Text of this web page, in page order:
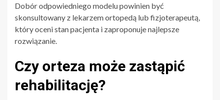
Dobór odpowiedniego modelu powinien być
skonsultowany z lekarzem ortopedą lub fizjoterapeutą,
który oceni stan pacjenta i zaproponuje najlepsze
rozwiązanie.
Czy orteza może zastąpić
rehabilitację?